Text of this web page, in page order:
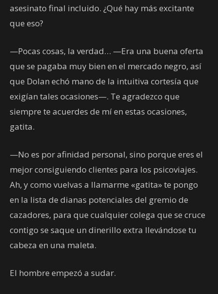
asesinato final incluido. ¿Qué hay más excitante
que eso?
—Pocas cosas, la verdad… —Era una buena oferta
que se pagaba muy bien en el mercado negro, así
que Dolan echó mano de la intuitiva cortesía que
exigían tales ocasiones—. Te agradezco que
siempre te acuerdes de mí en estas ocasiones,
gatita.
—No es por afinidad personal, sino porque eres el
mejor consiguiendo clientes para los psicoviajes.
Ah, y como vuelvas a llamarme «gatita» te pongo
en la lista de dianas potenciales del gremio de
cazadores, para que cualquier colega que se cruce
contigo se saque un dinerillo extra llevándose tu
cabeza en una maleta.
El hombre empezó a sudar.